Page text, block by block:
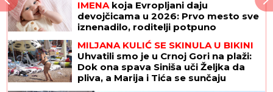
pokušavate da sakrijete, kao da
čitaju tuđe misli
DESET NAJPOPULARNIJIH ŽENSKIH
IMENAkoja Evropljani daju
devojčicama u 2026: Prvo mesto sve
iznenadilo, roditelji potpuno
promenili favorite